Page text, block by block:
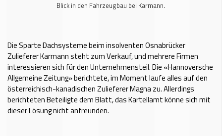
Blick in den Fahrzeugbau bei Karmann.
Die Sparte Dachsysteme beim insolventen Osnabrücker
Zulieferer Karmann steht zum Verkauf, und mehrere Firmen
interessieren sich für den Unternehmensteil. Die «Hannoversche
Allgemeine Zeitung» berichtete, im Moment laufe alles auf den
österreichisch-kanadischen Zulieferer Magna zu. Allerdings
berichteten Beteiligte dem Blatt, das Kartellamt könne sich mit
dieser Lösung nicht anfreunden.